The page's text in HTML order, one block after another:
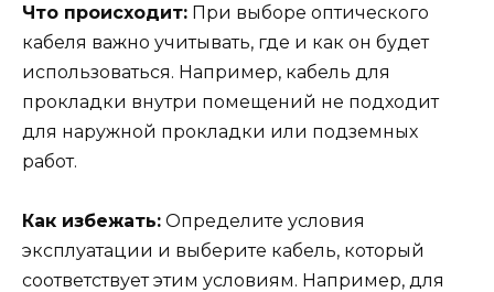
Что происходит: При выборе оптического
кабеля важно учитывать, где и как он будет
использоваться. Например, кабель для
прокладки внутри помещений не подходит
для наружной прокладки или подземных
работ.
Как избежать: Определите условия
эксплуатации и выберите кабель, который
соответствует этим условиям. Например, для